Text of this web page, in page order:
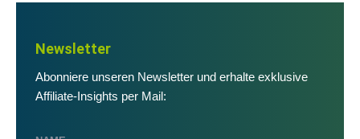
Newsletter
Abonniere unseren Newsletter und erhalte exklusive
Affiliate-Insights per Mail: